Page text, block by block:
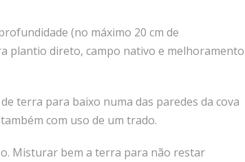
(no máximo 20 cm de
plantio direto, campo nativo e melhoramento
terra para baixo numa das paredes da cova
com uso de um trado.
Misturar bem a terra para não restar